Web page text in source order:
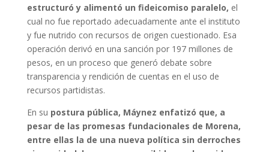
estructuró y alimentó un fideicomiso paralelo, el
cual no fue reportado adecuadamente ante el instituto
y fue nutrido con recursos de origen cuestionado. Esa
operación derivó en una sanción por 197 millones de
pesos, en un proceso que generó debate sobre
transparencia y rendición de cuentas en el uso de
recursos partidistas.
En su postura pública, Máynez enfatizó que, a
pesar de las promesas fundacionales de Morena,
entre ellas la de una nueva política sin derroches